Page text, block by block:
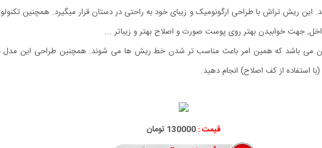
جهت خوابیدن بهتر روی پوست صورت و اصلاح بهتر و زیباتر ...
استفاده از کف اصلاح) انجام دهید.
قیمت :130000 تومان